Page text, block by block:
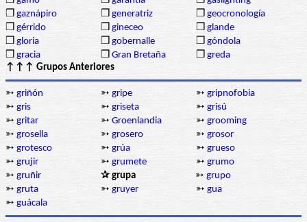
❒ gaznápiro ❒ generatriz ❒ geocronología
❒ gérrido ❒ gineceo ❒ glande
❒ gloria ❒ gobernalle ❒ góndola
❒ gracia ❒ Gran Bretaña ❒ greda
↑↑↑ Grupos Anteriores
➳ griñón ➳ gripe ➳ gripnofobia
➳ gris ➳ griseta ➳ grisú
➳ gritar ➳ Groenlandia ➳ grooming
➳ grosella ➳ grosero ➳ grosor
➳ grotesco ➳ grúa ➳ grueso
➳ grujir ➳ grumete ➳ grumo
➳ gruñir ✰ grupa ➳ grupo
➳ gruta ➳ gruyer ➳ gua
➳ guácala